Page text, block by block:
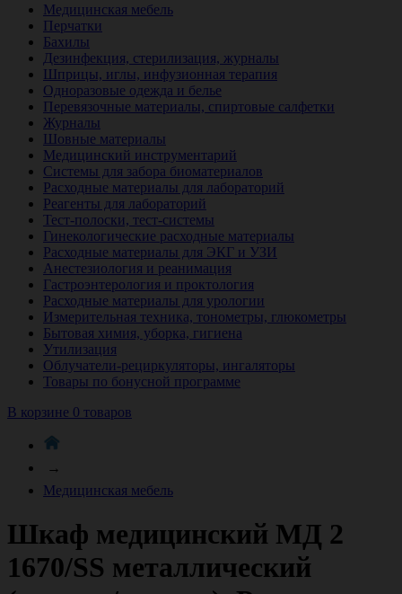
Медицинская мебель
Перчатки
Бахилы
Дезинфекция, стерилизация, журналы
Шприцы, иглы, инфузионная терапия
Одноразовые одежда и белье
Перевязочные материалы, спиртовые салфетки
Журналы
Шовные материалы
Медицинский инструментарий
Системы для забора биоматериалов
Расходные материалы для лабораторий
Реагенты для лабораторий
Тест-полоски, тест-системы
Гинекологические расходные материалы
Расходные материалы для ЭКГ и УЗИ
Анестезиология и реанимация
Гастроэнтерология и проктология
Расходные материалы для урологии
Измерительная техника, тонометры, глюкометры
Бытовая химия, уборка, гигиена
Утилизация
Облучатели-рециркуляторы, ингаляторы
Товары по бонусной программе
В корзине 0 товаров
→
Медицинская мебель
Шкаф медицинский МД 2
1670/SS металлический